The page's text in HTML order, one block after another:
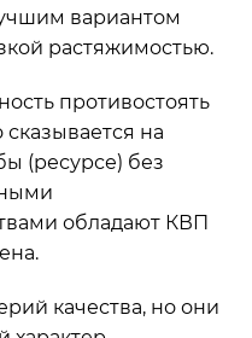
вариантом
растяжимостью.
противостоять
на
(ресурсе) без
обладают КВП
качества, но они